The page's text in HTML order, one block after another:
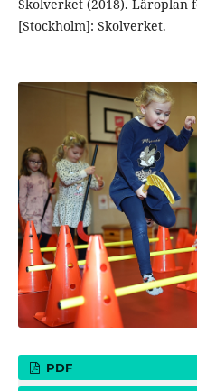
Skolverket (2018). Läroplan
[Stockholm]: Skolverket.
PDF